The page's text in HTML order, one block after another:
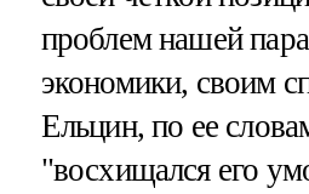
проблем нашей
экономики, своим
Ельцин, по ее
"восхищался его